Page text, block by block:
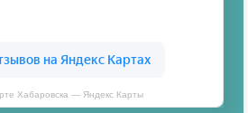
Хабаровска — Яндекс Карты